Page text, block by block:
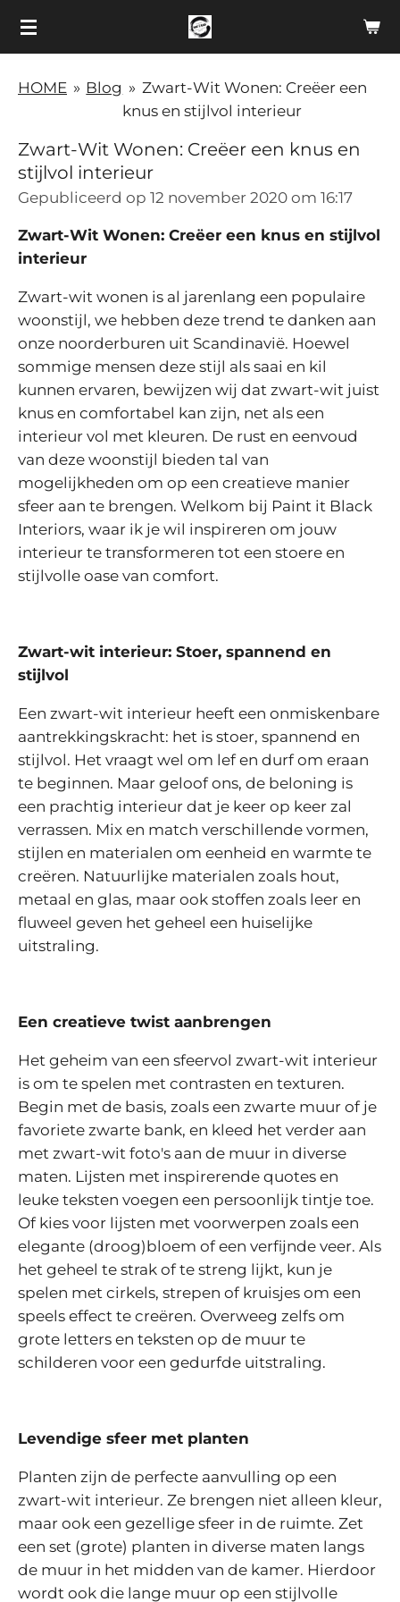
Ga
deHOME » Blog » Zwart-Wit Wonen: Creëer een
knus en stijlvol interieur
Zwart-Wit Wonen: Creëer een knus en
stijlvol interieur
Gepubliceerd op 12 november 2020 om 16:17
Zwart-Wit Wonen: Creëer een knus en stijlvol
interieur
Zwart-wit wonen is al jarenlang een populaire
woonstijl, we hebben deze trend te danken aan
onze noorderburen uit Scandinavië. Hoewel
sommige mensen deze stijl als saai en kil
kunnen ervaren, bewijzen wij dat zwart-wit juist
knus en comfortabel kan zijn, net als een
interieur vol met kleuren. De rust en eenvoud
van deze woonstijl bieden tal van
mogelijkheden om op een creatieve manier
sfeer aan te brengen. Welkom bij Paint it Black
Interiors, waar ik je wil inspireren om jouw
interieur te transformeren tot een stoere en
stijlvolle oase van comfort.
Zwart-wit interieur: Stoer, spannend en
stijlvol
Een zwart-wit interieur heeft een onmiskenbare
aantrekkingskracht: het is stoer, spannend en
stijlvol. Het vraagt wel om lef en durf om eraan
te beginnen. Maar geloof ons, de beloning is
een prachtig interieur dat je keer op keer zal
verrassen. Mix en match verschillende vormen,
stijlen en materialen om eenheid en warmte te
creëren. Natuurlijke materialen zoals hout,
metaal en glas, maar ook stoffen zoals leer en
fluweel geven het geheel een huiselijke
uitstraling.
Een creatieve twist aanbrengen
Het geheim van een sfeervol zwart-wit interieur
is om te spelen met contrasten en texturen.
Begin met de basis, zoals een zwarte muur of je
favoriete zwarte bank, en kleed het verder aan
met zwart-wit foto's aan de muur in diverse
maten. Lijsten met inspirerende quotes en
leuke teksten voegen een persoonlijk tintje toe.
Of kies voor lijsten met voorwerpen zoals een
elegante (droog)bloem of een verfijnde veer. Als
het geheel te strak of te streng lijkt, kun je
spelen met cirkels, strepen of kruisjes om een
speels effect te creëren. Overweeg zelfs om
grote letters en teksten op de muur te
schilderen voor een gedurfde uitstraling.
Levendige sfeer met planten
Planten zijn de perfecte aanvulling op een
zwart-wit interieur. Ze brengen niet alleen kleur,
maar ook een gezellige sfeer in de ruimte. Zet
een set (grote) planten in diverse maten langs
de muur in het midden van de kamer. Hierdoor
wordt ook die lange muur op een stijlvolle